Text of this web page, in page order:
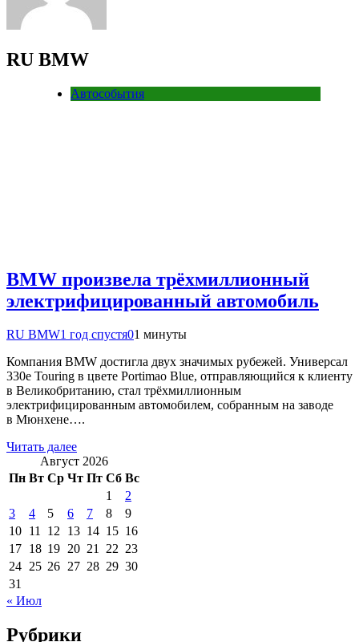
RU BMW
Автособытия
BMW произвела трёхмиллионный
электрифицированный автомобиль
RU BMW1 год спустя01 минуты
Компания BMW достигла двух значимых рубежей. Универсал
330e Touring в цвете Portimao Blue, отправляющийся к клиенту
в Великобританию, стал трёхмиллионным
электрифицированным автомобилем, собранным на заводе
в Мюнхене….
Читать далее
Август 2026
Пн Вт Ср Чт Пт Сб Вс
1
2
3
4 5 6 7 8
9
10 11 12 13 14 15 16
17 18 19 20 21 22 23
24 25 26 27 28 29 30
31
« Июл
Рубрики